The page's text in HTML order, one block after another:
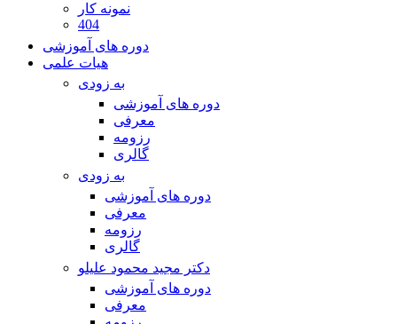
نمونه کار
404
دوره های آموزشی
هیات علمی
به زودی
دوره های آموزشی
معرفی
رزومه
گالری
به زودی
دوره های آموزشی
معرفی
رزومه
گالری
دکتر مجید محمود علیلو
دوره های آموزشی
معرفی